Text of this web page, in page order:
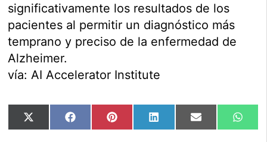
significativamente los resultados de los
pacientes al permitir un diagnóstico más
temprano y preciso de la enfermedad de
Alzheimer.
vía: AI Accelerator Institute
Compartir
en
X
Compartir
en
FacebookCompartir
en
PinterestCompartir
en
LinkedInCompartir
en
Email
en